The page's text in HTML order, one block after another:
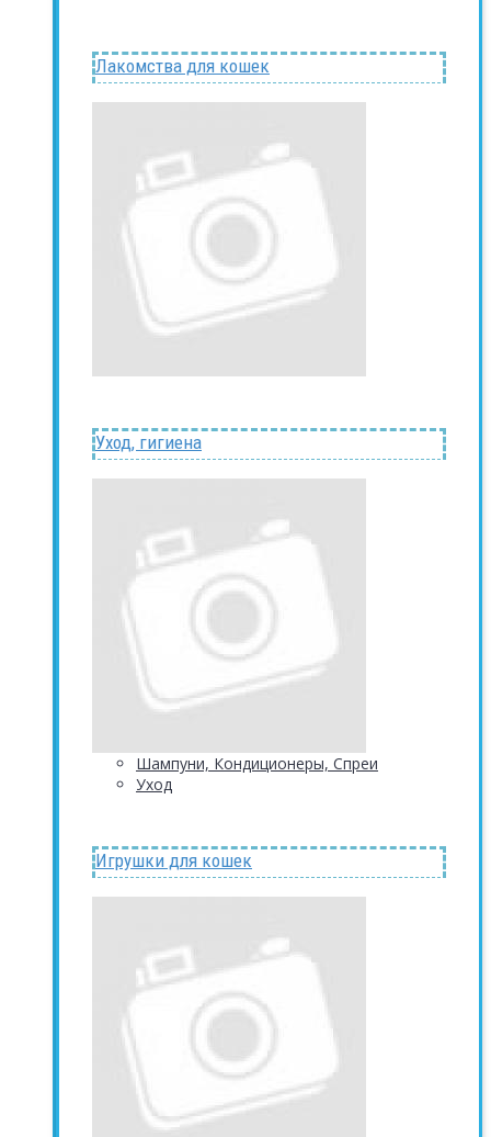
Лакомства для кошек
Уход, гигиена
Шампуни, Кондиционеры, Спреи
Уход
Игрушки для кошек